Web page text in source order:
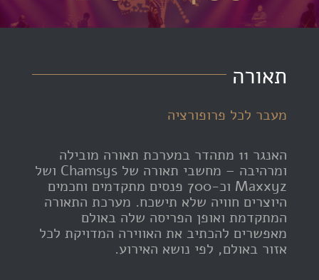
תאורה
מעבר לכל פרופורציה
האנגר 11 מתהדר במערכת תאורה מובילה
ומרהיבה – מחשבי תאורה של Chamsys ושל
Maxxyz וכ-700 פנסים מתקדמים וחכמים
היוצרים חוויה שלא תישכח. מערכת התאורה
המתקדמת ואופן הפריסה שלה באולם
מאפשרים להכתיב את האווירה המדויקת לכל
אזור באולם, לפי נושא האירוע.